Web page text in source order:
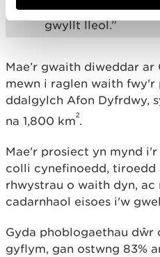
wella ecoleg
gwyllt lleol.”
Mae’r gwaith diweddar
mewn i raglen waith fwy'r
ddalgylch Afon Dyfrdwy,
na 1,800 km².
Mae'r prosiect yn mynd
colli cynefinoedd, tiroedd
rhwystrau o waith dyn, ac
cadarnhaol eisoes i'w
Gyda phoblogaethau
gyflym, gan ostwng 83%